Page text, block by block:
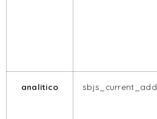
analitico sbjs_current_add